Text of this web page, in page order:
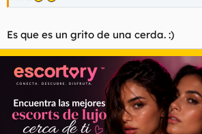
Es que es un grito de una cerda. :)